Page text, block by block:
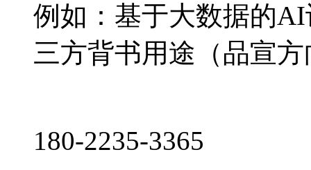
例如：基于大数据的
三方背书用途（品宣
180-2235-3365